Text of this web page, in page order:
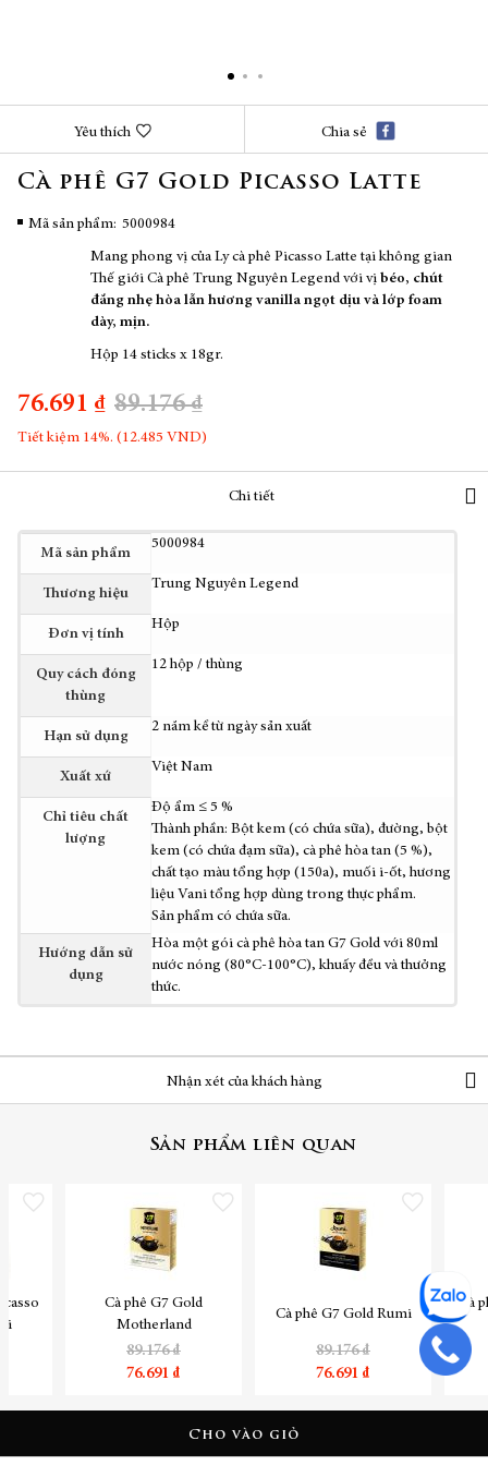
phần
đầu
thư
Yêu thích Chia sẻ
Cà phê G7 Gold Picasso Latte
Mã sản phẩm 5000984
Mang phong vị của Ly cà phê Picasso Latte tại không gian
Thế giới Cà phê Trung Nguyên Legend với vị béo, chút
đắng nhẹ hòa lẫn hương vanilla ngọt dịu và lớp foam
dày, mịn.
Hộp 14 sticks x 18gr.
89.176 ₫
76.691 ₫
Tiết kiệm 14%. (12.485 VND)
Cho vào giỏ
Chi tiết
Mã sản phẩm
5000984
Thương hiệu
Trung Nguyên Legend
Đơn vị tính
Hộp
Quy cách đóng
thùng
12 hộp / thùng
Hạn sử dụng
2 năm kể từ ngày sản xuất
Xuất xứ
Việt Nam
Chỉ tiêu chất
lượng
Độ ẩm ≤ 5 %
Thành phần: Bột kem (có chứa sữa), đường, bột
kem (có chứa đạm sữa), cà phê hòa tan (5 %),
chất tạo màu tổng hợp (150a), muối i-ốt, hương
liệu Vani tổng hợp dùng trong thực phẩm.
Sản phẩm có chứa sữa.
Hướng dẫn sử
dụng
Hòa một gói cà phê hòa tan G7 Gold với 80ml
nước nóng (80°C-100°C), khuấy đều và thưởng
thức.
Nhận xét của khách hàng
Sản phẩm liên quan
Thêm vào danh sách yêu thích
Cà phê G7 Gold
Motherland
89.176 ₫
76.691 ₫
Thêm vào danh sách yêu thích
Cà phê G7 Gold Rumi
89.176 ₫
76.691 ₫
Thêm vào danh sách
Cà